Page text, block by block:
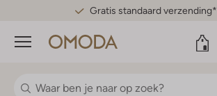
Gratis standaard verzending*
Menu